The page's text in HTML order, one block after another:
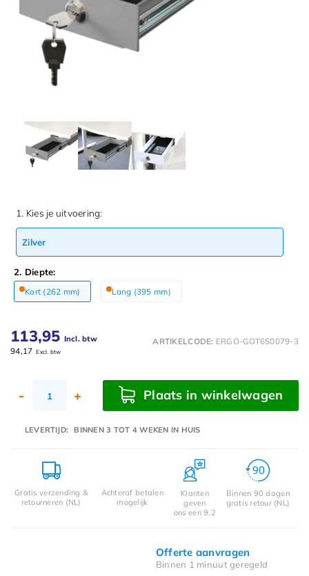
1. Kies je uitvoering:
Zilver
2. Diepte:
Kort (262 mm) Lang (395 mm)
113,95 Incl. btw
94,17 Excl. btw
ARTIKELCODE: ERGO-GOT650079-3
- + Plaats in winkelwagen
LEVERTIJD: BINNEN 3 TOT 4 WEKEN IN HUIS
Gratis verzending &
retourneren (NL)
Achteraf betalen
mogelijk
Klanten
geven
ons een 9.2
Binnen 90 dagen
gratis retour (NL)
Offerte aanvragen
Binnen 1 minuut geregeld